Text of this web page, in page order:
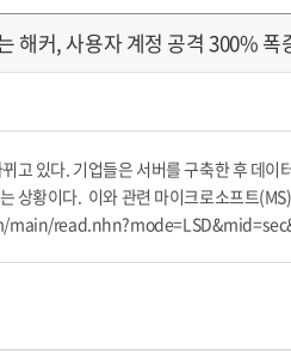
해커, 사용자 계정 공격 300% 폭
고 있다. 기업들은 서버를 구축한 후 데
상황이다. 이와 관련 마이크로소프트